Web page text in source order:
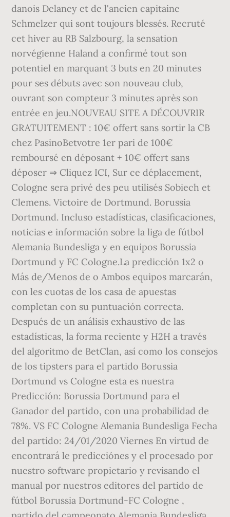
danois Delaney et de l'ancien capitaine
Schmelzer qui sont toujours blessés. Recruté
cet hiver au RB Salzbourg, la sensation
norvégienne Haland a confirmé tout son
potentiel en marquant 3 buts en 20 minutes
pour ses débuts avec son nouveau club,
ouvrant son compteur 3 minutes après son
entrée en jeu.NOUVEAU SITE A DÉCOUVRIR
GRATUITEMENT : 10€ offert sans sortir la CB
chez PasinoBetvotre 1er pari de 100€
remboursé en déposant + 10€ offert sans
déposer ⇒ Cliquez ICI, Sur ce déplacement,
Cologne sera privé des peu utilisés Sobiech et
Clemens. Victoire de Dortmund. Borussia
Dortmund. Incluso estadísticas, clasificaciones,
noticias e información sobre la liga de fútbol
Alemania Bundesliga y en equipos Borussia
Dortmund y FC Cologne.La predicción 1x2 o
Más de/Menos de o Ambos equipos marcarán,
con les cuotas de los casa de apuestas
completan con su puntuación correcta.
Después de un análisis exhaustivo de las
estadísticas, la forma reciente y H2H a través
del algoritmo de BetClan, así como los consejos
de los tipsters para el partido Borussia
Dortmund vs Cologne esta es nuestra
Predicción: Borussia Dortmund para el
Ganador del partido, con una probabilidad de
78%. VS FC Cologne Alemania Bundesliga Fecha
del partido: 24/01/2020 Viernes En virtud de
encontrará le predicciónes y el procesado por
nuestro software propietario y revisando el
manual por nuestros editores del partido de
fútbol Borussia Dortmund-FC Cologne ,